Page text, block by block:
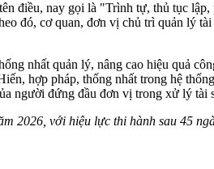
điều, nay gọi là "Trình tự, thủ tục
đó, cơ quan, đơn vị chủ trì quản lý
nhất quản lý, nâng cao hiệu quả
hợp pháp, thống nhất trong hệ
người đứng đầu đơn vị trong xử lý tài
2026, với hiệu lực thi hành sau 45